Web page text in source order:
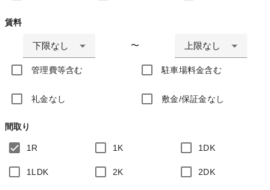
賃料
下限なし 〜 上限なし
管理費等含む 駐車場料金含む
礼金なし 敷金/保証金なし
間取り
1R 1K 1DK
1LDK 2K 2DK